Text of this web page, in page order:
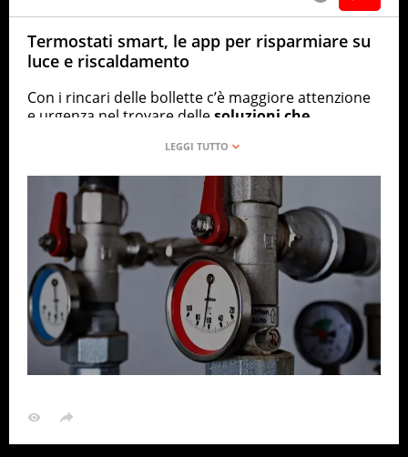
Termostati smart, le app per risparmiare su
luce e riscaldamento
Con i rincari delle bollette c’è maggiore attenzione
e urgenza nel trovare dellesoluzioni che
dispositivi elettronici. Grazie ai termostati smart e
passo in avanti, ma dobbiamo essere disposti a
cambiare le nostre abitudini.
Secondo le International Energy Agency il 50% del
consumo globale di energia deriva dagli
impianti di riscaldamento, con un 40% di
emissione di anidride carbonica. Circa la metà del
calore prodotto viene utilizzato in processi
industriali, mentre la restante metà viene
impiegata per riscaldare edifici e cucinare. Quindi,
visti i rincari delle bollette, quest’anno la Giornata
Internazionale del Risparmio Energetico non
Termostati smart, come possono aiutarci a
risparmiare